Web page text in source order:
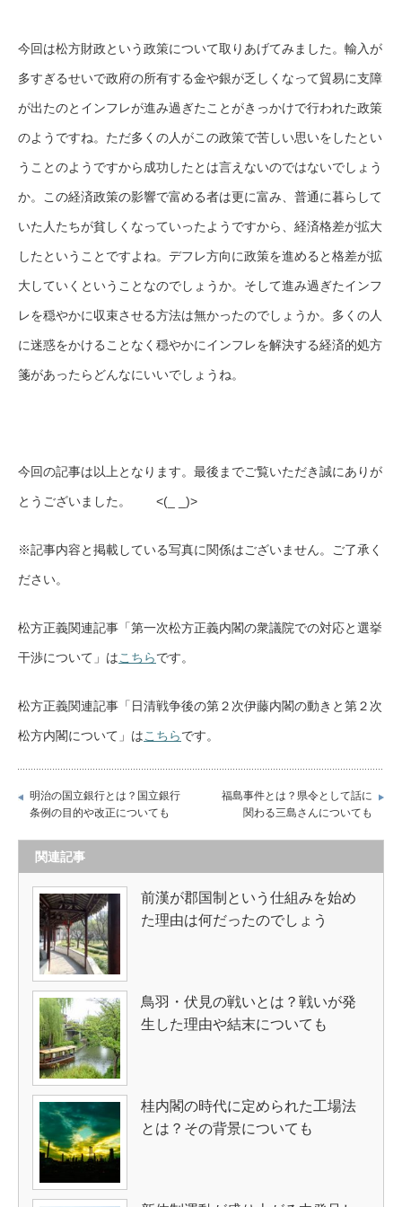
今回は松方財政という政策について取りあげてみました。輸入が
多すぎるせいで政府の所有する金や銀が乏しくなって貿易に支障
が出たのとインフレが進み過ぎたことがきっかけで行われた政策
のようですね。ただ多くの人がこの政策で苦しい思いをしたとい
うことのようですから成功したとは言えないのではないでしょう
か。この経済政策の影響で富める者は更に富み、普通に暮らして
いた人たちが貧しくなっていったようですから、経済格差が拡大
したということですよね。デフレ方向に政策を進めると格差が拡
大していくということなのでしょうか。そして進み過ぎたインフ
レを穏やかに収束させる方法は無かったのでしょうか。多くの人
に迷惑をかけることなく穏やかにインフレを解決する経済的処方
箋があったらどんなにいいでしょうね。
今回の記事は以上となります。最後までご覧いただき誠にありが
とうございました。 <(_ _)>
※記事内容と掲載している写真に関係はございません。ご了承く
ださい。
松方正義関連記事「第一次松方正義内閣の衆議院での対応と選挙
干渉について」はこちらです。
松方正義関連記事「日清戦争後の第２次伊藤内閣の動きと第２次
松方内閣について」はこちらです。
明治の国立銀行とは？国立銀行
条例の目的や改正についても
福島事件とは？県令として話に
関わる三島さんについても
関連記事
前漢が郡国制という仕組みを始め
た理由は何だったのでしょう
鳥羽・伏見の戦いとは？戦いが発
生した理由や結末についても
桂内閣の時代に定められた工場法
とは？その背景についても